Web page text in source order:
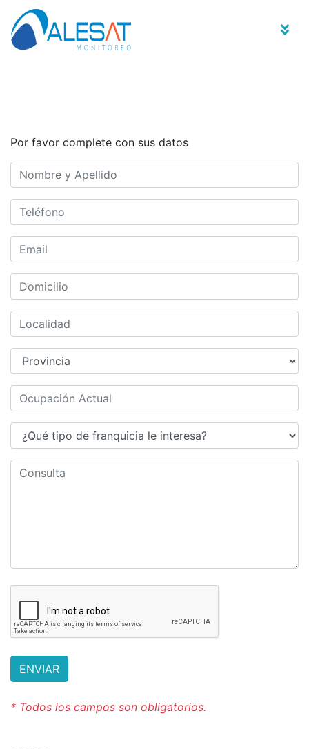
Por favor complete con sus datos
* Todos los campos son obligatorios.